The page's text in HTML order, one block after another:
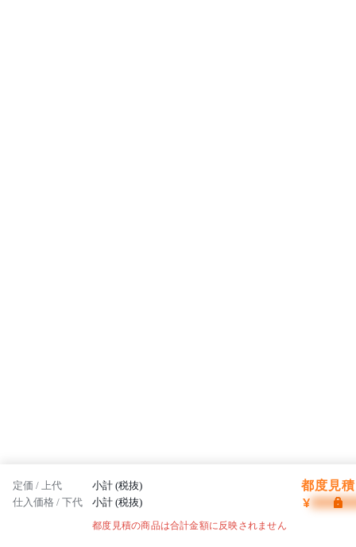
定価 / 上代 小計 (税抜) 都度見
仕入価格 / 下代 小計 (税抜) ¥
都度見積の商品は合計金額に反映されません